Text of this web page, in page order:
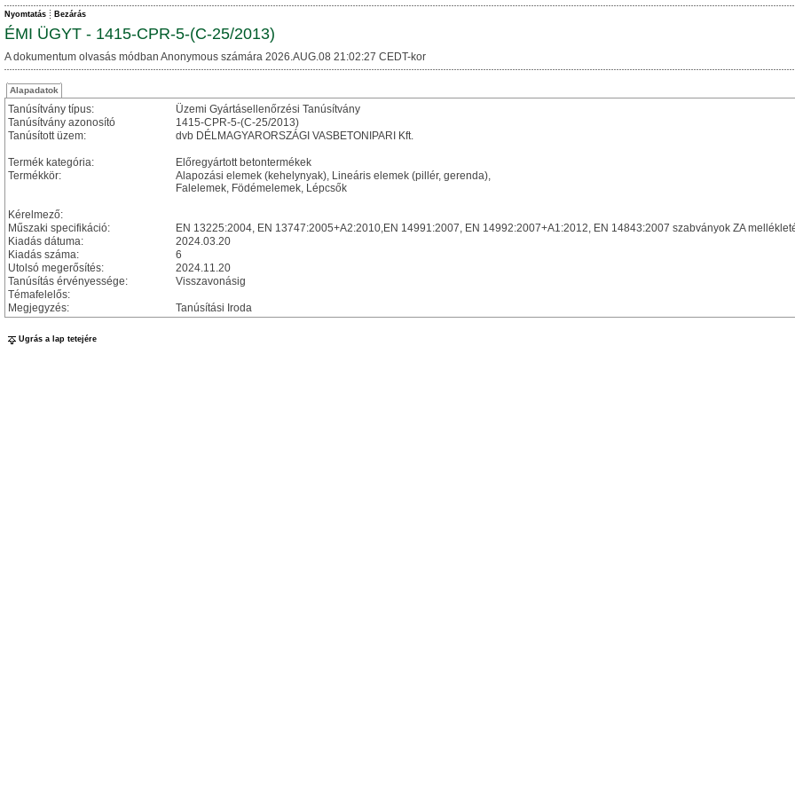
Nyomtatás Bezárás
ÉMI ÜGYT - 1415-CPR-5-(C-25/2013)
A dokumentum olvasás módban Anonymous számára 2026.AUG.08 21:02:27 CEDT-kor
Alapadatok
Tanúsítvány típus:
Üzemi Gyártásellenőrzési Tanúsítvány
Tanúsítvány azonosító
1415-CPR-5-(C-25/2013)
Tanúsított üzem:
dvb DÉLMAGYARORSZÁGI VASBETONIPARI Kft.
Termék kategória:
Előregyártott betontermékek
Termékkör:
Alapozási elemek (kehelynyak), Lineáris elemek (pillér, gerenda),
Falelemek, Födémelemek, Lépcsők
Kérelmező:
Műszaki specifikáció:
EN 13225:2004, EN 13747:2005+A2:2010,EN 14991:2007, EN 14992:2007+A1:2012, EN 14843:2007 szabványok ZA
Kiadás dátuma:
2024.03.20
Kiadás száma:
6
Utolsó megerősítés:
2024.11.20
Tanúsítás érvényessége:
Visszavonásig
Témafelelős:
Megjegyzés:
Tanúsítási Iroda
Ugrás a lap tetejére